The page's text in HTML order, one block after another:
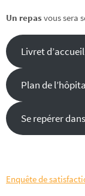
Un repas vous sera
Livret
Plan de
Se repérer
Enquête de